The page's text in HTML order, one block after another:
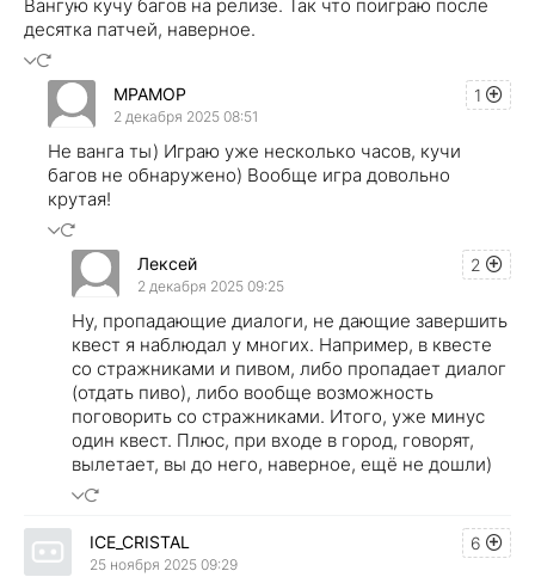
Вангую кучу багов на релизе. Так что поиграю после
десятка патчей, наверное.
1
MPAMOP
2 декабря 2025 08:51
Не ванга ты) Играю уже несколько часов, кучи
багов не обнаружено) Вообще игра довольно
крутая!
2
Лексей
2 декабря 2025 09:25
Ну, пропадающие диалоги, не дающие завершить
квест я наблюдал у многих. Например, в квесте
со стражниками и пивом, либо пропадает диалог
(отдать пиво), либо вообще возможность
поговорить со стражниками. Итого, уже минус
один квест. Плюс, при входе в город, говорят,
вылетает, вы до него, наверное, ещё не дошли)
6
ICE_CRISTAL
25 ноября 2025 09:29